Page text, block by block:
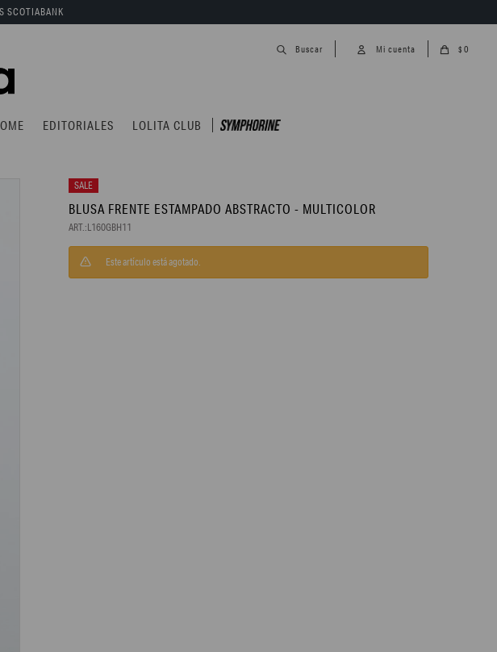
EDITORIALES LOLITA CLUB
$ 0
SCOTIABANK
BLUSA FRENTE ESTAMPADO ABSTRACTO - MULTICOLOR
L160GBH11
Este artículo está agotado.